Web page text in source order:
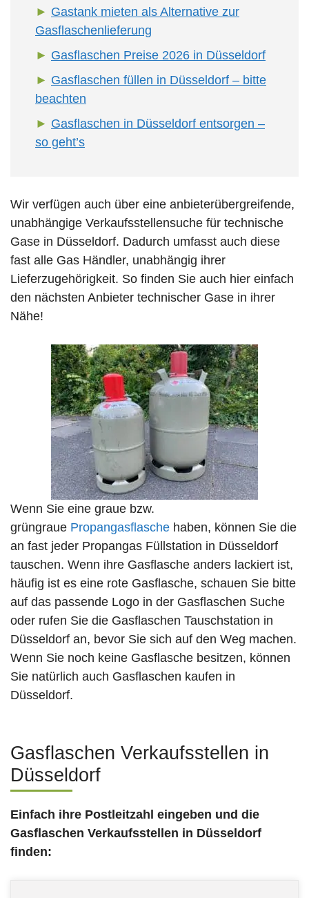
Gastank mieten als Alternative zur
Gasflaschenlieferung
Gasflaschen Preise 2026 in Düsseldorf
Gasflaschen füllen in Düsseldorf – bitte
beachten
Gasflaschen in Düsseldorf entsorgen –
so geht’s
Wir verfügen auch über eine anbieterübergreifende,
unabhängige Verkaufsstellensuche für technische
Gase in Düsseldorf. Dadurch umfasst auch diese
fast alle Gas Händler, unabhängig ihrer
Lieferzugehörigkeit. So finden Sie auch hier einfach
den nächsten Anbieter technischer Gase in ihrer
Nähe!
Wenn Sie eine graue bzw.
grüngraue Propangasflasche haben, können Sie die
an fast jeder Propangas Füllstation in Düsseldorf
tauschen. Wenn ihre Gasflasche anders lackiert ist,
häufig ist es eine rote Gasflasche, schauen Sie bitte
auf das passende Logo in der Gasflaschen Suche
oder rufen Sie die Gasflaschen Tauschstation in
Düsseldorf an, bevor Sie sich auf den Weg machen.
Wenn Sie noch keine Gasflasche besitzen, können
Sie natürlich auch Gasflaschen kaufen in
Düsseldorf.
Gasflaschen Verkaufsstellen in
Düsseldorf
Einfach ihre Postleitzahl eingeben und die
Gasflaschen Verkaufsstellen in Düsseldorf
finden: